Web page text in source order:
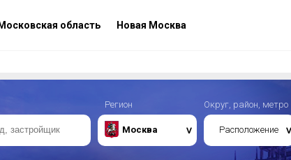
Московская область Новая Москва
Регион
Москва
Округ, район, метро
Расположение